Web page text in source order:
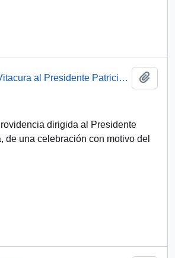
[Invitación de la Comisión del Partido Demócrata Cristiano de Vitacura al Presidente Patricio Aylwin]
dirigida al Presidente
de una celebración con motivo del